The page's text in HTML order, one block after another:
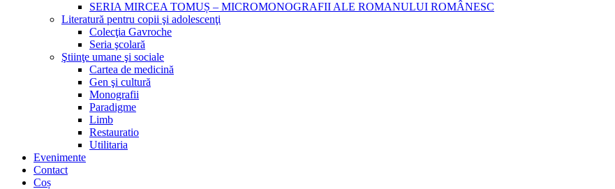
SERIA MIRCEA TOMUȘ – MICROMONOGRAFII ALE ROMANULUI ROMÂNESC
Literatură pentru copii şi adolescenţi
Colecţia Gavroche
Seria şcolară
Ştiinţe umane şi sociale
Cartea de medicină
Gen şi cultură
Monografii
Paradigme
Limb
Restauratio
Utilitaria
Evenimente
Contact
Coș